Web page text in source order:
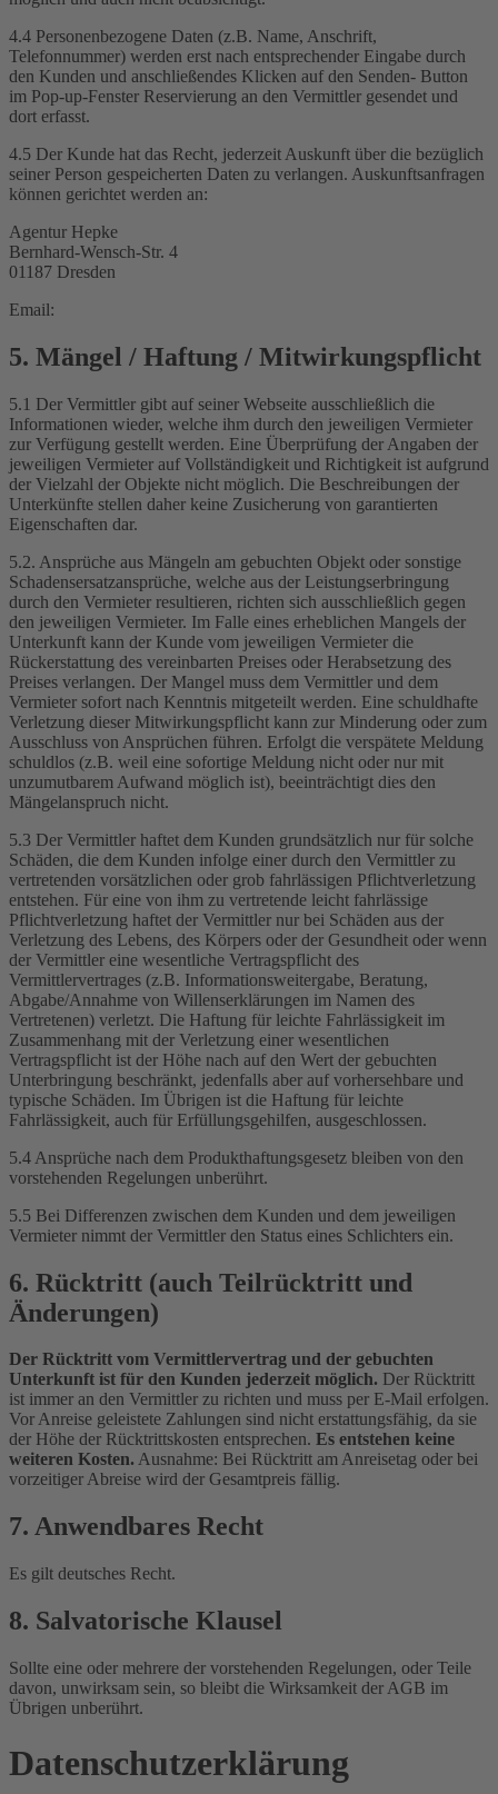
4.4 Personenbezogene Daten (z.B. Name, Anschrift,
Telefonnummer) werden erst nach entsprechender Eingabe durch
den Kunden und anschließendes Klicken auf den Senden- Button
im Pop-up-Fenster Reservierung an den Vermittler gesendet und
dort erfasst.
4.5 Der Kunde hat das Recht, jederzeit Auskunft über die bezüglich
seiner Person gespeicherten Daten zu verlangen. Auskunftsanfragen
können gerichtet werden an:
Agentur Hepke
Bernhard-Wensch-Str. 4
01187 Dresden
Email:
5. Mängel / Haftung / Mitwirkungspflicht
5.1 Der Vermittler gibt auf seiner Webseite ausschließlich die
Informationen wieder, welche ihm durch den jeweiligen Vermieter
zur Verfügung gestellt werden. Eine Überprüfung der Angaben der
jeweiligen Vermieter auf Vollständigkeit und Richtigkeit ist aufgrund
der Vielzahl der Objekte nicht möglich. Die Beschreibungen der
Unterkünfte stellen daher keine Zusicherung von garantierten
Eigenschaften dar.
5.2. Ansprüche aus Mängeln am gebuchten Objekt oder sonstige
Schadensersatzansprüche, welche aus der Leistungserbringung
durch den Vermieter resultieren, richten sich ausschließlich gegen
den jeweiligen Vermieter. Im Falle eines erheblichen Mangels der
Unterkunft kann der Kunde vom jeweiligen Vermieter die
Rückerstattung des vereinbarten Preises oder Herabsetzung des
Preises verlangen. Der Mangel muss dem Vermittler und dem
Vermieter sofort nach Kenntnis mitgeteilt werden. Eine schuldhafte
Verletzung dieser Mitwirkungspflicht kann zur Minderung oder zum
Ausschluss von Ansprüchen führen. Erfolgt die verspätete Meldung
schuldlos (z.B. weil eine sofortige Meldung nicht oder nur mit
unzumutbarem Aufwand möglich ist), beeinträchtigt dies den
Mängelanspruch nicht.
5.3 Der Vermittler haftet dem Kunden grundsätzlich nur für solche
Schäden, die dem Kunden infolge einer durch den Vermittler zu
vertretenden vorsätzlichen oder grob fahrlässigen Pflichtverletzung
entstehen. Für eine von ihm zu vertretende leicht fahrlässige
Pflichtverletzung haftet der Vermittler nur bei Schäden aus der
Verletzung des Lebens, des Körpers oder der Gesundheit oder wenn
der Vermittler eine wesentliche Vertragspflicht des
Vermittlervertrages (z.B. Informationsweitergabe, Beratung,
Abgabe/Annahme von Willenserklärungen im Namen des
Vertretenen) verletzt. Die Haftung für leichte Fahrlässigkeit im
Zusammenhang mit der Verletzung einer wesentlichen
Vertragspflicht ist der Höhe nach auf den Wert der gebuchten
Unterbringung beschränkt, jedenfalls aber auf vorhersehbare und
typische Schäden. Im Übrigen ist die Haftung für leichte
Fahrlässigkeit, auch für Erfüllungsgehilfen, ausgeschlossen.
5.4 Ansprüche nach dem Produkthaftungsgesetz bleiben von den
vorstehenden Regelungen unberührt.
5.5 Bei Differenzen zwischen dem Kunden und dem jeweiligen
Vermieter nimmt der Vermittler den Status eines Schlichters ein.
6. Rücktritt (auch Teilrücktritt und
Änderungen)
Der Rücktritt vom Vermittlervertrag und der gebuchten
Unterkunft ist für den Kunden jederzeit möglich. Der Rücktritt
ist immer an den Vermittler zu richten und muss per E-Mail erfolgen.
Vor Anreise geleistete Zahlungen sind nicht erstattungsfähig, da sie
der Höhe der Rücktrittskosten entsprechen. Es entstehen keine
weiteren Kosten. Ausnahme: Bei Rücktritt am Anreisetag oder bei
vorzeitiger Abreise wird der Gesamtpreis fällig.
7. Anwendbares Recht
Es gilt deutsches Recht.
8. Salvatorische Klausel
Sollte eine oder mehrere der vorstehenden Regelungen, oder Teile
davon, unwirksam sein, so bleibt die Wirksamkeit der AGB im
Übrigen unberührt.
Datenschutz­erklärung